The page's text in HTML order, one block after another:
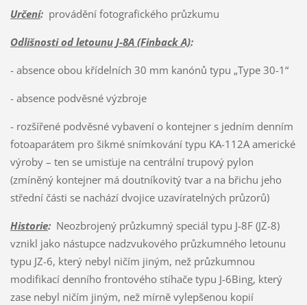
Určení:provádění fotografického průzkumu
Odlišnosti od letounu J-8A (Finback A):
- absence obou křídelních 30 mm kanónů typu „Type 30-1“
- absence podvěsné výzbroje
- rozšířené podvěsné vybavení o kontejner s jedním denním
fotoaparátem pro šikmé snímkování typu KA-112A americké
výroby – ten se umisťuje na centrální trupový pylon
(zmíněný kontejner má doutníkovitý tvar a na břichu jeho
střední části se nachází dvojice uzavíratelných průzorů)
Historie:Neozbrojený průzkumný speciál typu J-8F (JZ-8)
vznikl jako nástupce nadzvukového průzkumného letounu
typu JZ-6, který nebyl ničím jiným, než průzkumnou
modifikací denního frontového stíhače typu J-6Bing, který
zase nebyl ničím jiným, než mírně vylepšenou kopií